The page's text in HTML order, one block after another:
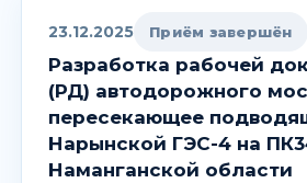
23.12.2025 Приём завершён
Разработка рабочей
(РД) автодорожного
пересекающее
Нарынской ГЭС-4 на
Наманганской области